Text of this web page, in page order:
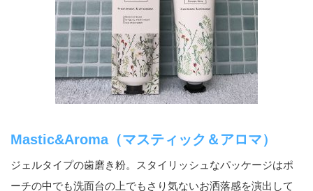
Mastic&Aroma（マスティック＆アロマ）
ジェルタイプの歯磨き粉。スタイリッシュなパッケージはポ
ーチの中でも洗面台の上でもさり気ないお洒落感を演出して